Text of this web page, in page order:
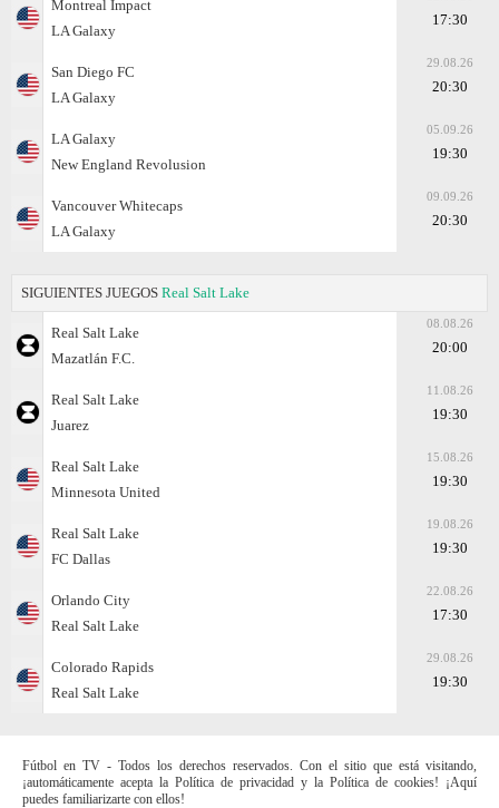
Montreal Impact
LA Galaxy
17:30
San Diego FC
LA Galaxy
29.08.26
20:30
LA Galaxy
New England Revolusion
05.09.26
19:30
Vancouver Whitecaps
LA Galaxy
09.09.26
20:30
SIGUIENTES JUEGOS Real Salt Lake
Real Salt Lake
Mazatlán F.C.
08.08.26
20:00
Real Salt Lake
Juаrez
11.08.26
19:30
Real Salt Lake
Minnesota United
15.08.26
19:30
Real Salt Lake
FC Dallas
19.08.26
19:30
Orlando City
Real Salt Lake
22.08.26
17:30
Colorado Rapids
Real Salt Lake
29.08.26
19:30
Fútbol en TV - Todos los derechos reservados. Con el sitio que está visitando,
¡automáticamente acepta la Política de privacidad y la Política de cookies! ¡Aquí
puedes familiarizarte con ellos!